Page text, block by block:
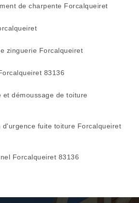
de charpente Forcalqueiret
zinguerie Forcalqueiret
83136
et démoussage de toiture
d'urgence fuite toiture Forcalqueiret
Forcalqueiret 83136